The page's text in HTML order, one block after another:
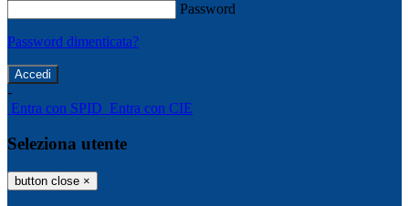
Password
Password dimenticata?
-
Entra con SPID Entra con CIE
Seleziona utente
button close ×